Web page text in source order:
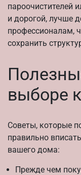
пароочистителей
и дорогой, лучше
профессионалам,
сохранить
выборе
Советы, которые
правильно
вашего дома:
Прежде чем